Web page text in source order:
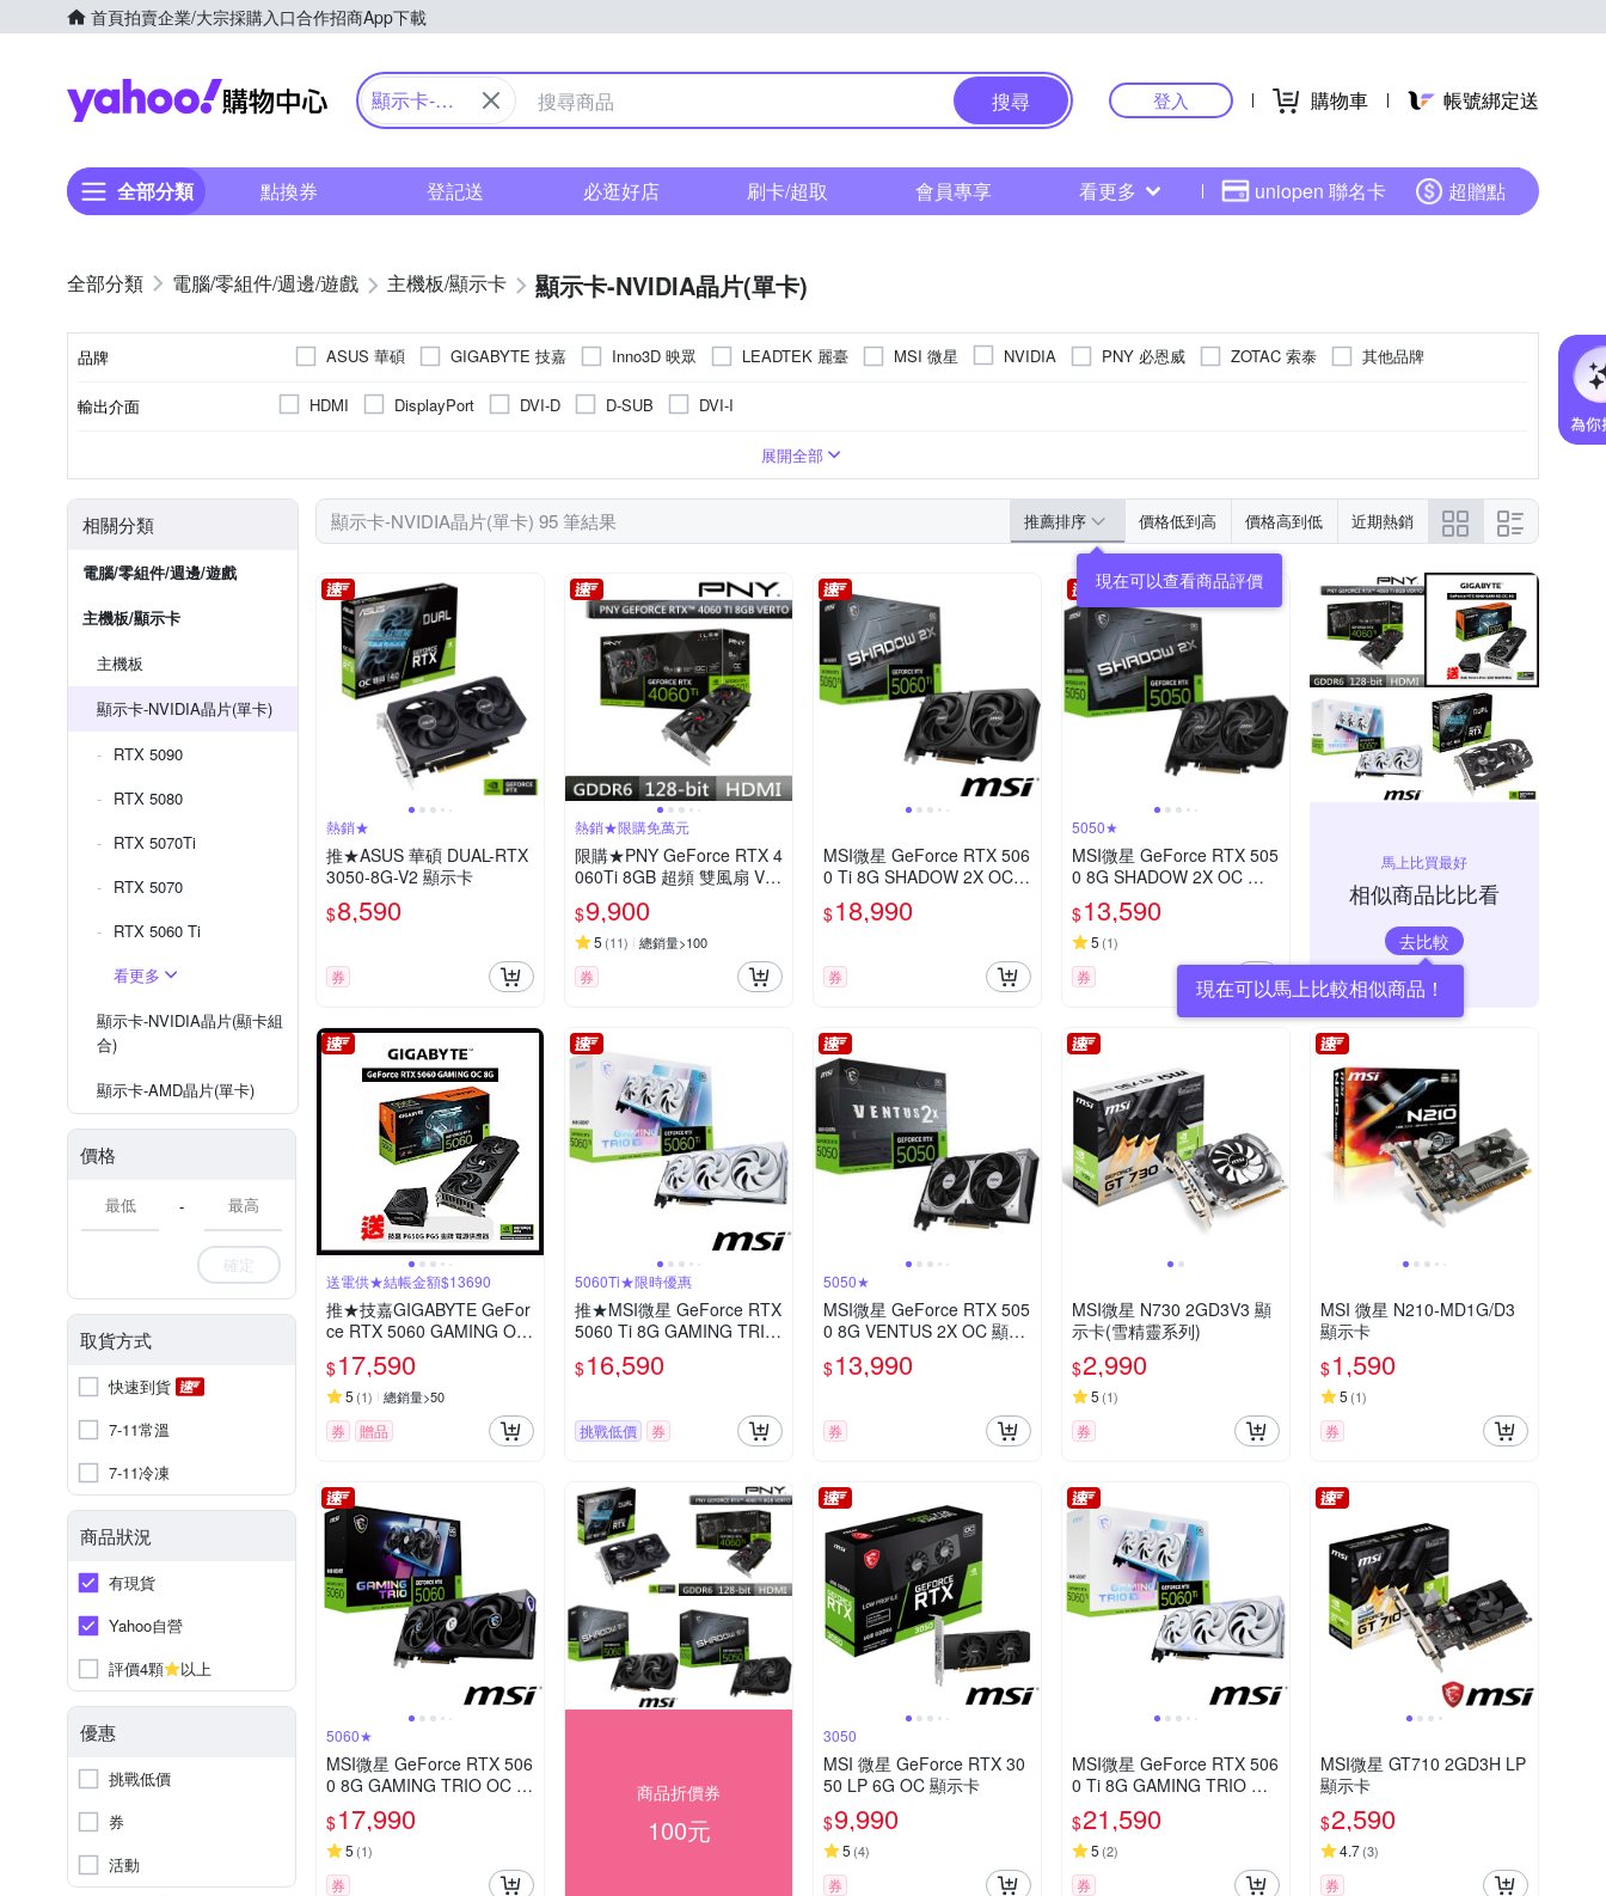
首頁拍賣企業/大宗採購入口合作招商App下載
Yahoo購物中心
顯示卡-
片(單卡)
搜尋 登入 購物車 帳號綁定送
全部分類 點換券 登記送 必逛好店 刷卡/超取 會員專享 看更多 uniopen 聯名卡 超贈點
電腦/零組件/週邊/遊戲 主機板/顯示卡 顯示卡-NVIDIA晶片(單卡)
品牌 ASUS 華碩 GIGABYTE 技嘉 Inno3D 映眾 LEADTEK 麗臺 MSI 微星 NVIDIA PNY 必恩威 ZOTAC 索泰 其他品牌
輸出介面 HDMI DisplayPort DVI-D D-SUB DVI-I
RTX 5050
PCI Express 4.0
DDR6
1GB
NVIDIA GeForce
展開全部
相關分類
電腦/零組件/週邊/遊戲
主機板/顯示卡
主機板
顯示卡-NVIDIA晶片(單卡)
RTX 5090
RTX 5080
RTX 5070Ti
RTX 5070
RTX 5060 Ti
看更多
顯示卡-NVIDIA晶片(顯卡組
合)
顯示卡-AMD晶片(單卡)
價格
-
確定
取貨方式
快速到貨
7-11常溫
7-11冷凍
商品狀況
有現貨
Yahoo自營
評價4顆
以上
優惠
挑戰低價
券
活動
顯示卡-NVIDIA晶片(單卡) 95 筆結果 推薦排序 價格低到高 價格高到低 近期熱銷
熱銷★
推★ASUS 華碩 DUAL-RTX
3050-8G-V2 顯示卡
$8,590
券
熱銷★限購免萬元
限購★PNY GeForce RTX 4
060Ti 8GB 超頻 雙風扇 VE
RTO款 VCG4060T8DFXPB
1-O 顯示卡RTX4060Ti
$9,900
5 (11) 總銷量>100
券
MSI微星 GeForce RTX 506
0 Ti 8G SHADOW 2X OC P
LUS 顯示卡
$18,990
券
5050★
MSI微星 GeForce RTX 505
0 8G SHADOW 2X OC 顯
示卡
$13,590
5 (1)
券
馬上比買最好
相似商品比比看
去比較
送電供★結帳金額$13690
推★技嘉GIGABYTE GeFor
ce RTX 5060 GAMING OC
8G 顯示卡 RTX5060(下單
再折)
$17,590
5 (1) 總銷量>50
券 贈品
5060Ti★限時優惠
推★MSI微星 GeForce RTX
5060 Ti 8G GAMING TRIO
OC WHITE 顯示卡
$16,590
挑戰低價 券
5050★
MSI微星 GeForce RTX 505
0 8G VENTUS 2X OC 顯示
$13,990
券
MSI微星 N730 2GD3V3 顯
示卡(雪精靈系列)
$2,990
5 (1)
券
MSI 微星 N210-MD1G/D3
顯示卡
$1,590
5 (1)
券
5060★
MSI微星 GeForce RTX 506
0 8G GAMING TRIO OC 顯
示卡
$17,990
5 (1)
券
商品折價券
100元
3050
MSI 微星 GeForce RTX 30
50 LP 6G OC 顯示卡
$9,990
5 (4)
券
MSI微星 GeForce RTX 506
0 Ti 8G GAMING TRIO OC
WHITE 顯示卡
$21,590
5 (2)
券
MSI微星 GT710 2GD3H LP
顯示卡
$2,590
4.7(3)
券